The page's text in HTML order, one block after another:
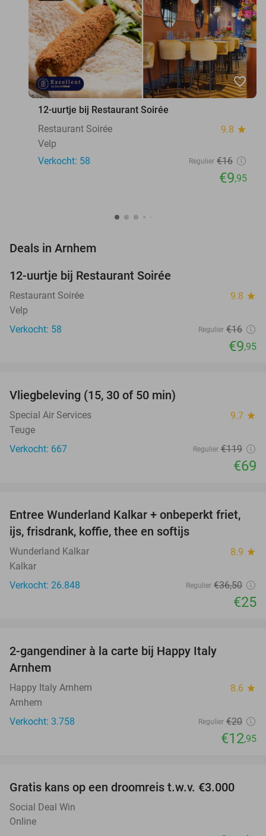
favorite_border
12-uurtje bij Restaurant Soirée
Restaurant Soirée
9.8 star
Velp
Verkocht: 58
Regulier €16
€9,95
Deals in Arnhem
12-uurtje bij Restaurant Soirée
Restaurant Soirée 9.8 star
Velp
Verkocht: 58
Regulier €16
€9,95
Vliegbeleving (15, 30 of 50 min)
Special Air Services 9.7 star
Teuge
Verkocht: 667
Regulier €119
€69
32%
Entree Wunderland Kalkar + onbeperkt friet,
ijs, frisdrank, koffie, thee en softijs
Wunderland Kalkar 8.9 star
Kalkar
Verkocht: 26.848
Regulier €36,50
€25
2-gangendiner à la carte bij Happy Italy
Arnhem
Happy Italy Arnhem 8.6 star
Arnhem
Verkocht: 3.758
Regulier €20
€12,95
Gratis kans op een droomreis t.w.v. €3.000
Social Deal Win
Online